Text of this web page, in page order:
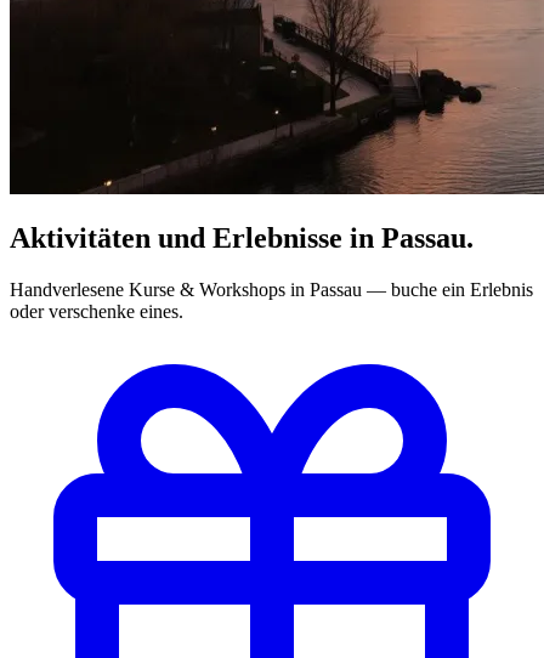
Aktivitäten und Erlebnisse in Passau.
Handverlesene Kurse & Workshops in Passau — buche ein Erlebnis
oder verschenke eines.